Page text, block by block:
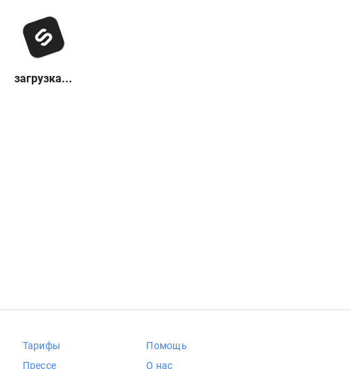
загрузка...
Тарифы
Прессе
Помощь
О нас